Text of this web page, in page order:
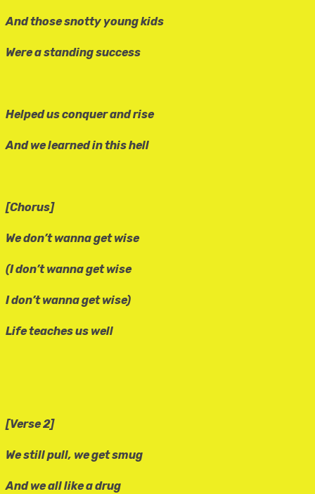
And those snotty young kids
Were a standing success
Helped us conquer and rise
And we learned in this hell
[Chorus]
We don’t wanna get wise
(I don’t wanna get wise
I don’t wanna get wise)
Life teaches us well
[Verse 2]
We still pull, we get smug
And we all like a drug